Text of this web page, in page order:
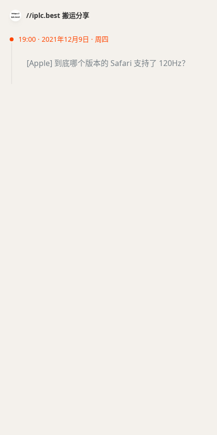
//iplc.best 搬运分享
19:00 · 2021年12月9日 · 周四
[Apple] 到底哪个版本的 Safari 支持了 120Hz？